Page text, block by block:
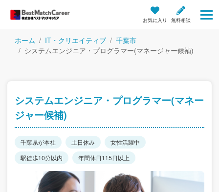
お気に入り 無料相談
ホーム IT・クリエイティブ
千葉市
システムエンジニア・プログラマー(マネージャー候補)
システムエンジニア・プログラマー(マネー
ジャー候補)
千葉県が本社 土日休み
女性活躍中
駅徒歩10分以内
年間休日115日以上